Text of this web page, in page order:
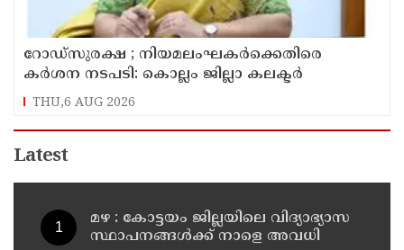
റോഡ്‌സുരക്ഷ ; നിയമലംഘകർക്കെതിരെ
കർശന നടപടി: കൊല്ലം ജില്ലാ കലക്ടർ
THU,6 AUG 2026
Latest
മഴ : കോട്ടയം ജില്ലയിലെ വിദ്യാഭ്യാസ
സ്ഥാപനങ്ങൾക്ക് നാളെ അവധി